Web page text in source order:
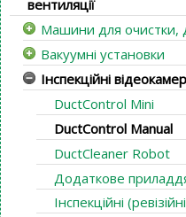
вентиляції
Машини для очистки,
Вакуумні установки
Інспекційні
DuctControl Mini
DuctControl Manual
DuctCleaner Robot
Додаткове
Інспекційні